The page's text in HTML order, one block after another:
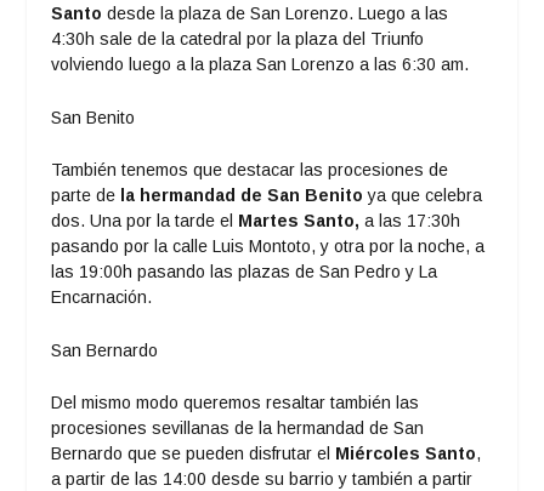
Santo desde la plaza de San Lorenzo. Luego a las
4:30h sale de la catedral por la plaza del Triunfo
volviendo luego a la plaza San Lorenzo a las 6:30 am.
San Benito
También tenemos que destacar las procesiones de
parte de la hermandad de San Benito ya que celebra
dos. Una por la tarde el Martes Santo, a las 17:30h
pasando por la calle Luis Montoto, y otra por la noche, a
las 19:00h pasando las plazas de San Pedro y La
Encarnación.
San Bernardo
Del mismo modo queremos resaltar también las
procesiones sevillanas de la hermandad de San
Bernardo que se pueden disfrutar el Miércoles Santo,
a partir de las 14:00 desde su barrio y también a partir